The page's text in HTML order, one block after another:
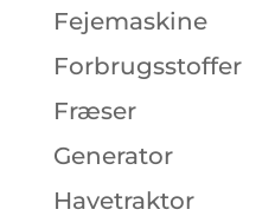
Fejemaskine
Forbrugsstoffer
Fræser
Generator
Havetraktor